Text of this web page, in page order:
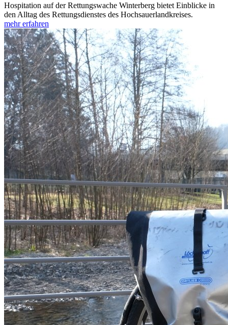
Hospitation auf der Rettungswache Winterberg bietet Einblicke in
den Alltag des Rettungsdienstes des Hochsauerlandkreises.
mehr erfahren